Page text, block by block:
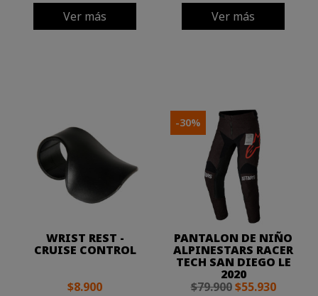
Ver más Ver más
WRIST REST -
CRUISE CONTROL
$8.900
PANTALON DE NIÑO
ALPINESTARS RACER
TECH SAN DIEGO LE
2020
$79.900 $55.930
-30%